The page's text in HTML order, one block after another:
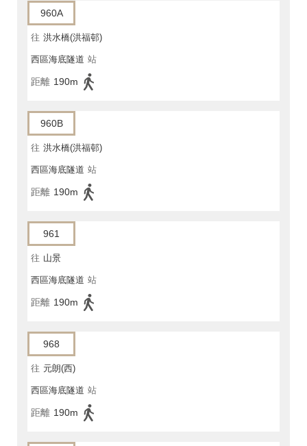
960A
往 洪水橋(洪福邨)
西區海底隧道 站
距離 190m
960B
往 洪水橋(洪福邨)
西區海底隧道 站
距離 190m
961
往 山景
西區海底隧道 站
距離 190m
968
往 元朗(西)
西區海底隧道 站
距離 190m